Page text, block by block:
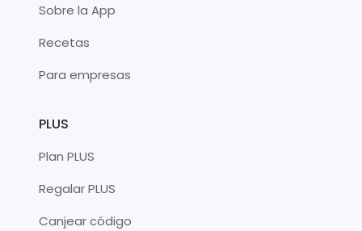
Sobre la App
Recetas
Para empresas
PLUS
Plan PLUS
Regalar PLUS
Canjear código